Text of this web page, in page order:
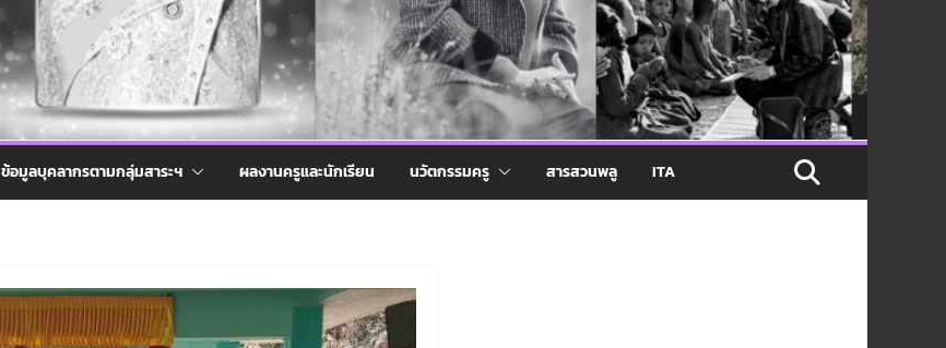
ข้อมูลบุคลากรตามกลุ่มสาระฯ ผลงานครูและนักเรียน นวัตกรรมครู สารสวนพลู ITA